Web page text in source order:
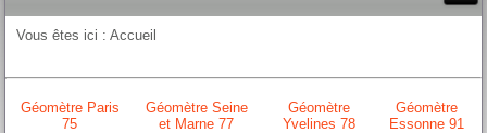
Vous êtes ici :Accueil
Géomètre Paris
75
Géomètre Seine
et Marne 77
Géomètre
Yvelines 78
Géomètre
Essonne 91